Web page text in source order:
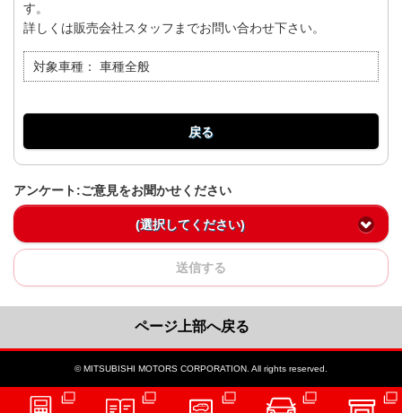
す。
詳しくは販売会社スタッフまでお問い合わせ下さい。
対象車種： 車種全般
戻る
アンケート:ご意見をお聞かせください
(選択してください)
送信する
ページ上部へ戻る
© MITSUBISHI MOTORS CORPORATION. All rights reserved.